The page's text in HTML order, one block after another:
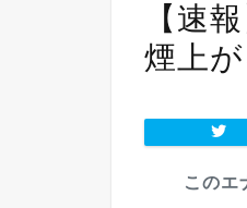
【速
煙上が
このエ